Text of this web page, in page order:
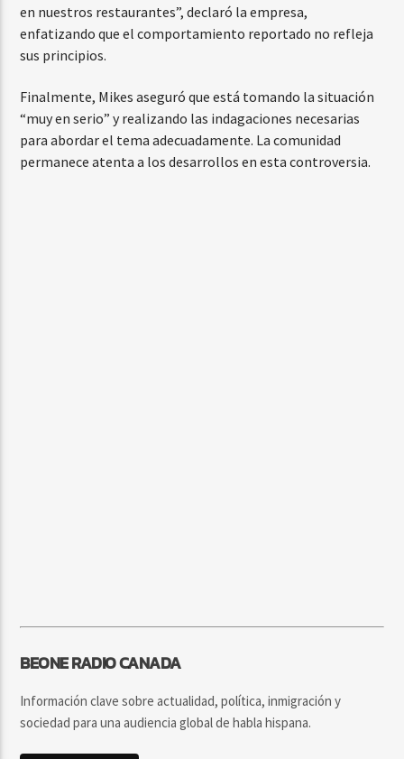
en nuestros restaurantes”, declaró la empresa,
enfatizando que el comportamiento reportado no refleja
sus principios.
Finalmente, Mikes aseguró que está tomando la situación
“muy en serio” y realizando las indagaciones necesarias
para abordar el tema adecuadamente. La comunidad
permanece atenta a los desarrollos en esta controversia.
BEONE RADIO CANADA
Información clave sobre actualidad, política, inmigración y
sociedad para una audiencia global de habla hispana.